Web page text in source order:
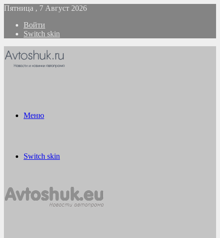
Пятница , 7 Август 2026
Войти
Switch skin
Меню
Switch skin